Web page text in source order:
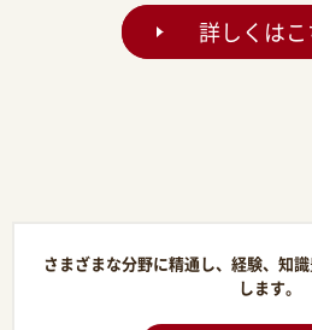
詳しくはこ
さまざまな分野に精通し、経験、知
します。